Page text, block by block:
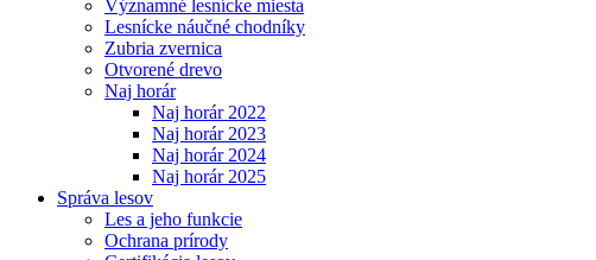
Významné lesnícke miesta
Lesnícke náučné chodníky
Zubria zvernica
Otvorené drevo
Naj horár
Naj horár 2022
Naj horár 2023
Naj horár 2024
Naj horár 2025
Správa lesov
Les a jeho funkcie
Ochrana prírody